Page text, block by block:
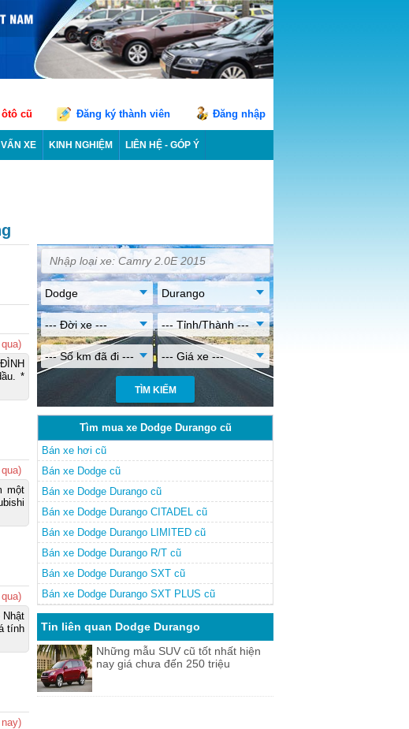
cũ Đăng ký thành viên Đăng nhập
XE KINH NGHIỆM LIÊN HỆ - GÓP Ý
*
một
tính
Dodge Durango
--- Đời xe --- --- Tỉnh/Thành ---
--- Số km đã đi --- --- Giá xe ---
Tìm mua xe Dodge Durango cũ
Bán xe hơi cũ
Bán xe Dodge cũ
Bán xe Dodge Durango cũ
Bán xe Dodge Durango CITADEL cũ
Bán xe Dodge Durango LIMITED cũ
Bán xe Dodge Durango R/T cũ
Bán xe Dodge Durango SXT cũ
Bán xe Dodge Durango SXT PLUS cũ
Tin liên quan Dodge Durango
Những mẫu SUV cũ tốt nhất hiện
nay giá chưa đến 250 triệu